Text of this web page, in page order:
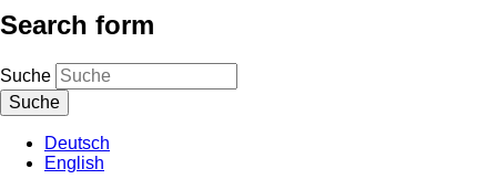
Search form
Suche
Deutsch
English